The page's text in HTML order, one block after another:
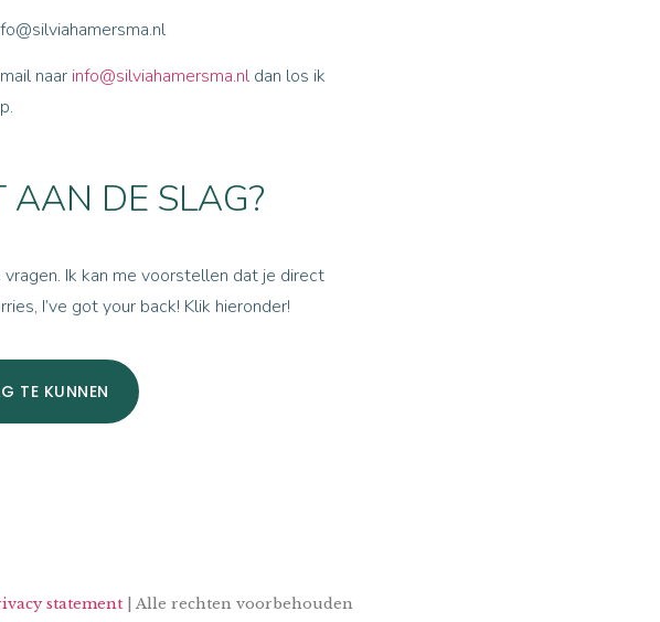
naar info@silviahamersma.nldan los ik
AAN DE SLAG?
Ik kan me voorstellen dat je direct
I’ve got your back! Klik hieronder!
TE KUNNEN
statement | Alle rechten voorbehouden